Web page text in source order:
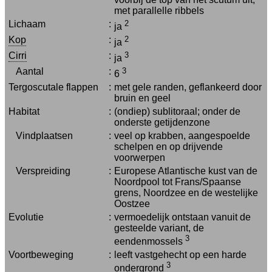
met parallelle ribbels
Lichaam
: ja 2
Kop : ja 2
Cirri : ja 3
Aantal : 6 3
Tergoscutale flappen : met gele randen, geflankeerd door
bruin en geel
Habitat
: (ondiep) sublitoraal; onder de
onderste getijdenzone
Vindplaatsen
: veel op krabben, aangespoelde
schelpen en op drijvende
voorwerpen
Verspreiding
: Europese Atlantische kust van de
Noordpool tot Frans/Spaanse
grens, Noordzee en de westelijke
Oostzee
Evolutie
: vermoedelijk ontstaan vanuit de
gesteelde variant, de
eendenmossels 3
Voortbeweging : leeft vastgehecht op een harde
ondergrond 3